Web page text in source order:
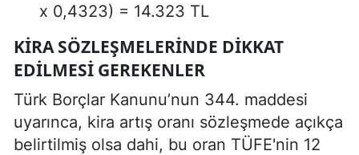
x 0,4323) = 14.323 TL
KIRA SÖZLEŞMELERINDE DIKKAT
EDILMESI GEREKENLER
Türk Borçlar Kanunu’nun 344. maddesi
uyarınca, kira artış oranı sözleşmede açıkça
belirtilmiş olsa dahi, bu oran TÜFE'nin 12